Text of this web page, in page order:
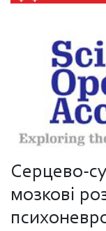
Серцево-
мозкові